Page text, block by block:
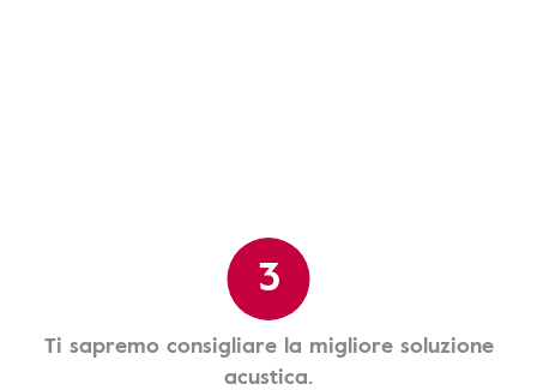
3
Ti sapremo consigliare la migliore soluzione
acustica.